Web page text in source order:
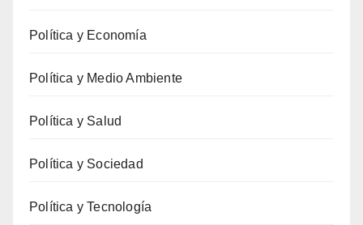
Política y Economía
Política y Medio Ambiente
Política y Salud
Política y Sociedad
Política y Tecnología